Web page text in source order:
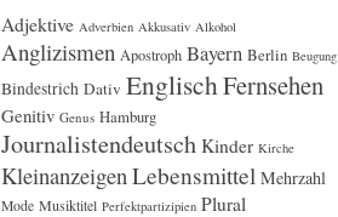
Adjektive Adverbien Akkusativ Alkohol
Anglizismen Apostroph Bayern Berlin Beugung
Bindestrich Dativ EnglischFernsehen
Genitiv Genus Hamburg
Journalistendeutsch Kinder Kirche
Kleinanzeigen Lebensmittel Mehrzahl
Mode Musiktitel Perfektpartizipien Plural